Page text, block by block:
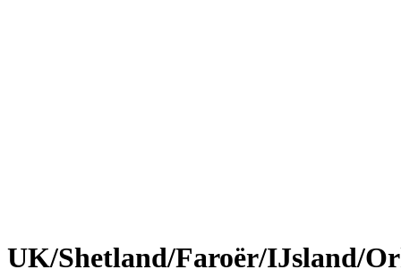
UK/Shetland/Faroër/IJsland/